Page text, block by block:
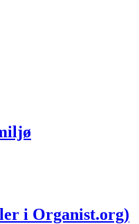
i Organist.org)